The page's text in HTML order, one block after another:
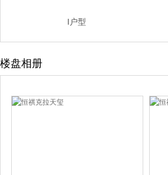
I户型
楼盘相册